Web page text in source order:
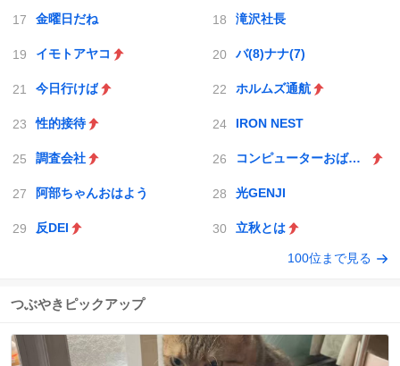
金曜日だね 滝沢社長
イモトアヤコ バ(8)ナナ(7)
今日行けば ホルムズ通航
性的接待 IRON NEST
調査会社 コンピューターおばあちゃん
阿部ちゃんおはよう 光GENJI
反DEI 立秋とは
100位まで見る
つぶやきピックアップ